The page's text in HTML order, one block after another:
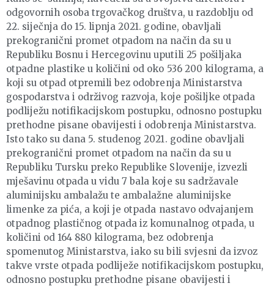
odgovornih osoba trgovačkog društva, u razdoblju od
22. siječnja do 15. lipnja 2021. godine, obavljali
prekogranični promet otpadom na način da su u
Republiku Bosnu i Hercegovinu uputili 25 pošiljaka
otpadne plastike u količini od oko 536 200 kilograma, a
koji su otpad otpremili bez odobrenja Ministarstva
gospodarstva i održivog razvoja, koje pošiljke otpada
podliježu notifikacijskom postupku, odnosno postupku
prethodne pisane obavijesti i odobrenja Ministarstva.
Isto tako su dana 5. studenog 2021. godine obavljali
prekogranični promet otpadom na način da su u
Republiku Tursku preko Republike Slovenije, izvezli
mješavinu otpada u vidu 7 bala koje su sadržavale
aluminijsku ambalažu te ambalažne aluminijske
limenke za pića, a koji je otpada nastavo odvajanjem
otpadnog plastičnog otpada iz komunalnog otpada, u
količini od 164 880 kilograma, bez odobrenja
spomenutog Ministarstva, iako su bili svjesni da izvoz
takve vrste otpada podliježe notifikacijskom postupku,
odnosno postupku prethodne pisane obavijesti i